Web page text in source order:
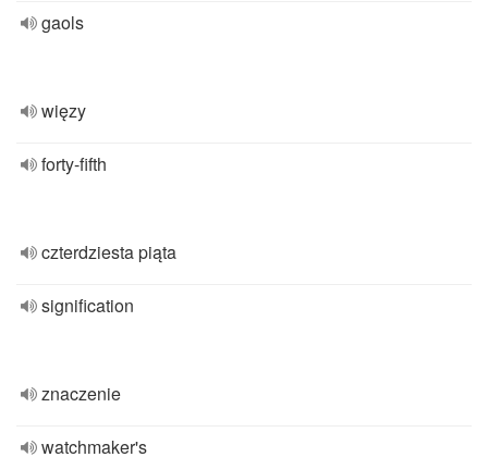
gaols
więzy
forty-fifth
czterdziesta piąta
signification
znaczenie
watchmaker's